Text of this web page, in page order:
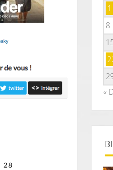
28
1
8
«